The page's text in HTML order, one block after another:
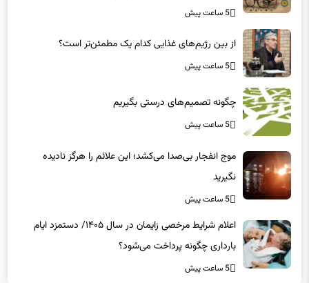
5 ساعت پیش
5 ساعت پیش
نگیرید
5 ساعت پیش
بارداری چگونه پرداخت می‌شود؟
5 ساعت پیش